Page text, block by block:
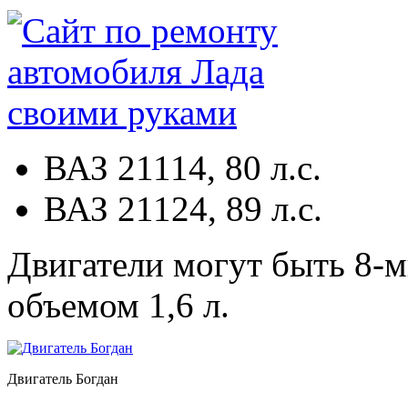
ВАЗ 21114, 80 л.с.
ВАЗ 21124, 89 л.с.
Двигатели могут быть 8-
объемом 1,6 л.
Двигатель Богдан